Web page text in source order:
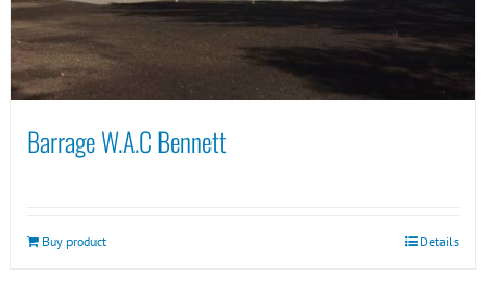
Barrage W.A.C Bennett
Buy product Details